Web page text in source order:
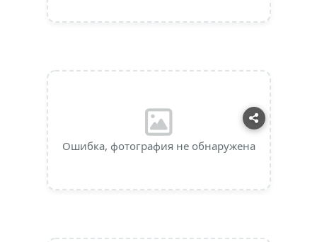
Ошибка, фотография не обнаружена